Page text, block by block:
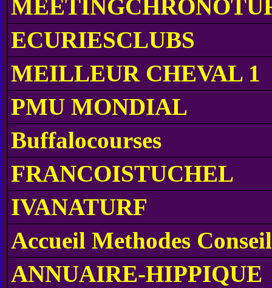
ECURIESCLUBS
MEILLEUR CHEVAL 1
PMU MONDIAL
Buffalocourses
FRANCOISTUCHEL
IVANATURF
Accueil Methodes
ANNUAIRE-HIPPIQUE